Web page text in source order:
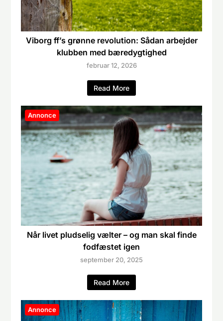
Viborg ff’s grønne revolution: Sådan arbejder
klubben med bæredygtighed
februar 12, 2026
Read More
Annonce
Når livet pludselig vælter – og man skal finde
fodfæstet igen
september 20, 2025
Read More
Annonce